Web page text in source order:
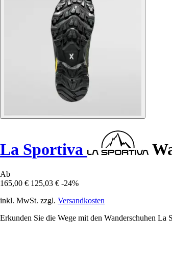
La Sportiva
Ab
165,00 € 125,03 € -24%
inkl. MwSt. zzgl. Versandkosten
Erkunden Sie die Wege mit den Wanderschuhen